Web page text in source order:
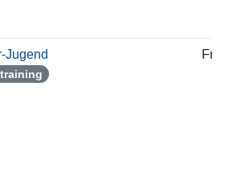
Jugend